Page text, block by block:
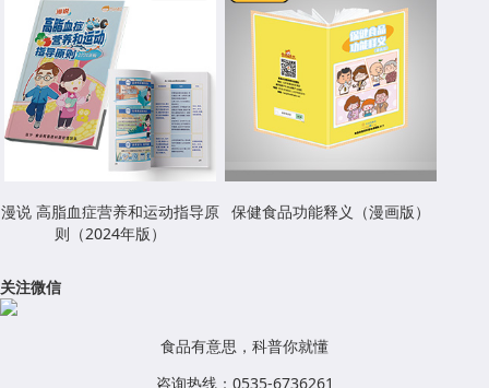
漫说 高脂血症营养和运动指导原
则（2024年版）
保健食品功能释义（漫画版）
关注微信
食品有意思，科普你就懂
咨询热线：0535-6736261